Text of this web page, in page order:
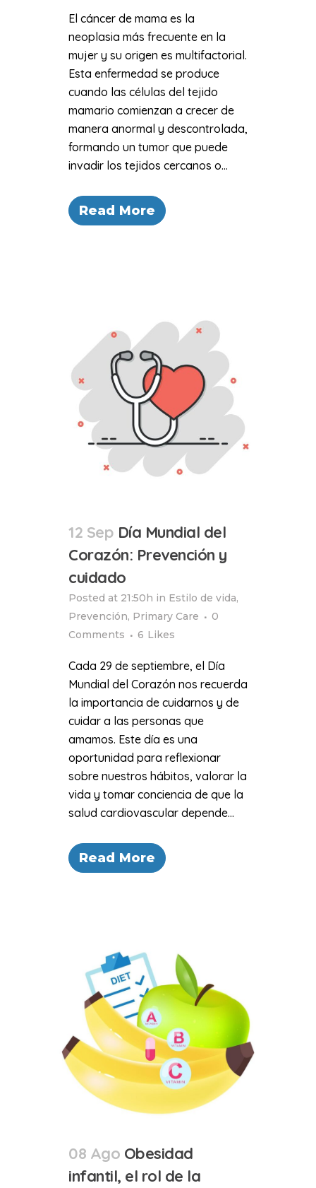
El cáncer de mama es la
neoplasia más frecuente en la
mujer y su origen es multifactorial.
Esta enfermedad se produce
cuando las células del tejido
mamario comienzan a crecer de
manera anormal y descontrolada,
formando un tumor que puede
invadir los tejidos cercanos o...
Read More
12 Sep Día Mundial del
Corazón: Prevención y
cuidado
Posted at 21:50h in Estilo de vida,
Prevención, Primary Care
0
Comments
6 Likes
Cada 29 de septiembre, el Día
Mundial del Corazón nos recuerda
la importancia de cuidarnos y de
cuidar a las personas que
amamos. Este día es una
oportunidad para reflexionar
sobre nuestros hábitos, valorar la
vida y tomar conciencia de que la
salud cardiovascular depende...
Read More
08 Ago Obesidad
infantil, el rol de la